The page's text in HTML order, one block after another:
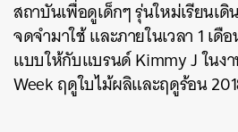
สถาบันเพื่อดูเด็กๆรุ่นใหม่เรียนเ
จดจำมาใช้และภายในเวลา1เดื
แบบให้กับแบรนด์Kimmy Jในง
Weekฤดูใบไม้ผลิและฤดูร้อน